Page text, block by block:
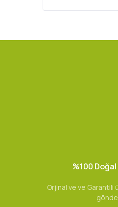
%100
Orjinal ve ve Garantili